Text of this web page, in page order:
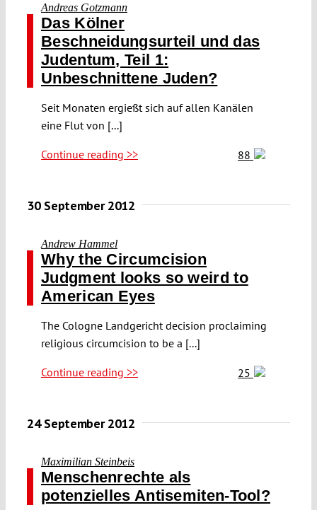
Andreas Gotzmann
Das Kölner
Beschneidungsurteil und das
Judentum, Teil 1:
Unbeschnittene Juden?
Seit Monaten ergießt sich auf allen Kanälen
eine Flut von [...]
Continue reading >> 88
30 September 2012
Andrew Hammel
Why the Circumcision
Judgment looks so weird to
American Eyes
The Cologne Landgericht decision proclaiming
religious circumcision to be a [...]
Continue reading >> 25
24 September 2012
Maximilian Steinbeis
Menschenrechte als
potenzielles Antisemiten-Tool?